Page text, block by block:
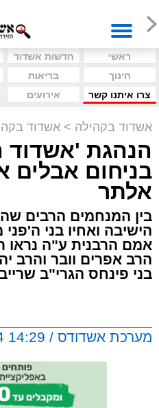
ראשי חדשות אשדוד
חינוך
בריאות
צרו איתנו קשר
אירועים
אשדוד בקהילה > אשדוד
הנהגת 'אשדוד
בניחום אבלים
אלתר
בין המנחמים הרבים
הישיבה ואחיו בני
אמם הרבנית ע"ה נראו
הרב אפרים וובר והרב
בני פינחס הגרי"ב
מערכת אשדודס / 14:29 21.06.24